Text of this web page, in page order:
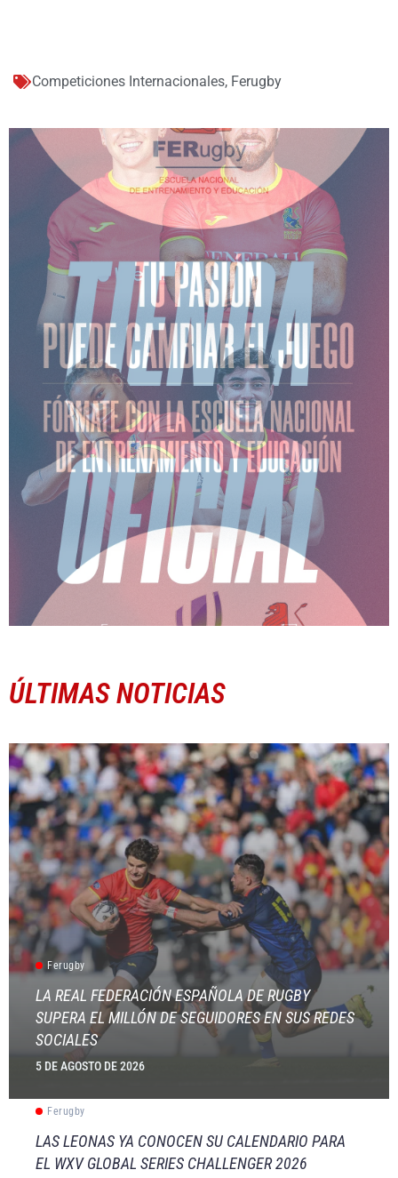
Competiciones Internacionales, Ferugby
ÚLTIMAS NOTICIAS
Ferugby
LA REAL FEDERACIÓN ESPAÑOLA DE RUGBY
SUPERA EL MILLÓN DE SEGUIDORES EN SUS REDES
SOCIALES
5 DE AGOSTO DE 2026
Ferugby
LAS LEONAS YA CONOCEN SU CALENDARIO PARA
EL WXV GLOBAL SERIES CHALLENGER 2026